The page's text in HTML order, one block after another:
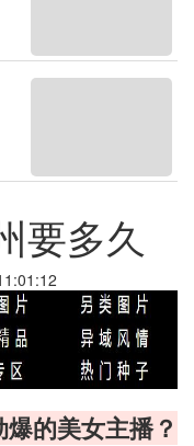
要多久
的美女主播？